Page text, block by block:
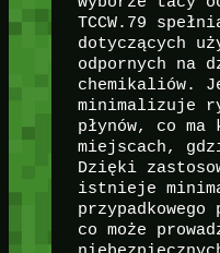
TCCW.79
dotyczących
odpornych na
chemikaliów.
minimalizuje
płynów, co ma
miejscach,
Dzięki
istnieje
co może